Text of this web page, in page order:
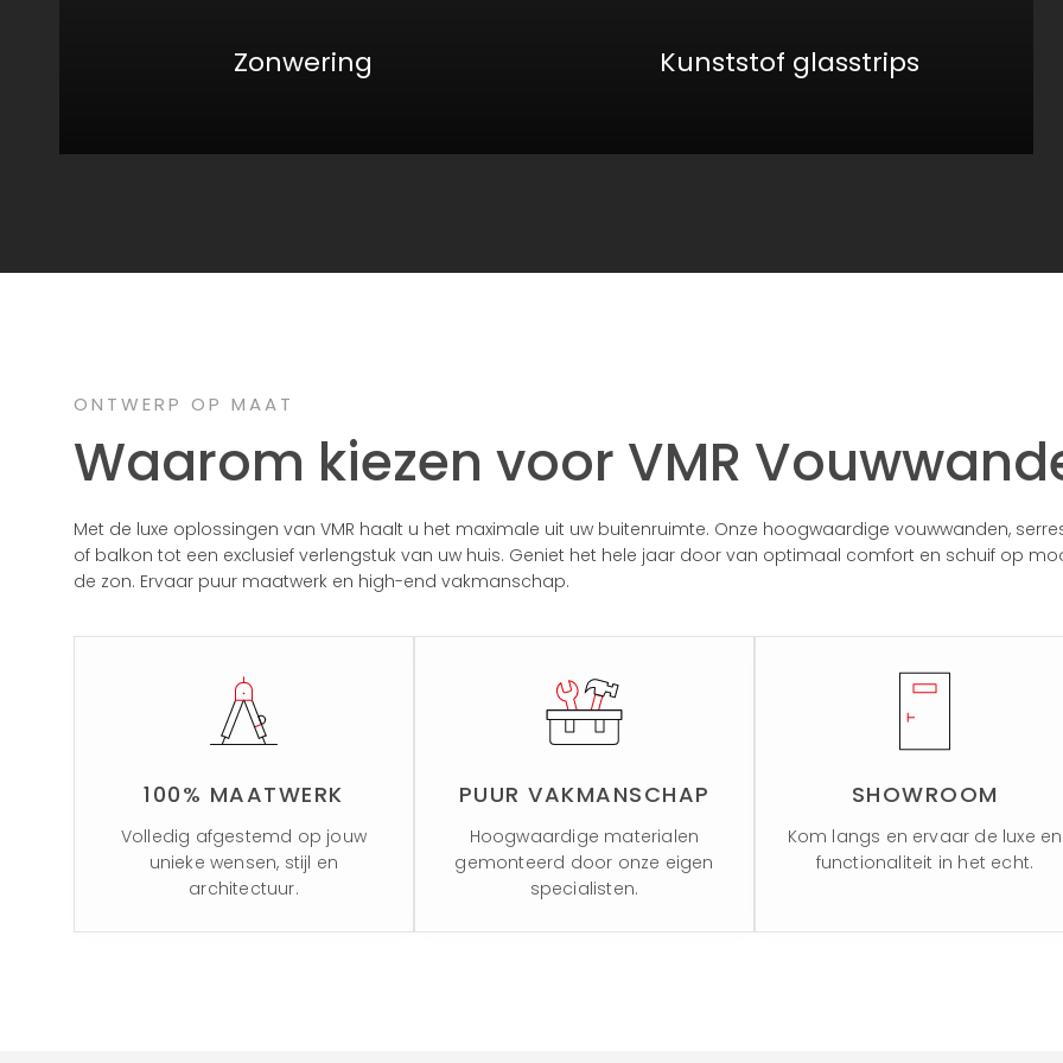
Zonwering Kunststof glasstrips
ONTWERP OP MAAT
Waarom kiezen voor VMR
Met de luxe oplossingen van VMR haalt u het maximale uit uw buitenruimte. Onze hoogwaardige vouwwanden,
of balkon tot een exclusief verlengstuk van uw huis. Geniet het hele jaar door van optimaal comfort en schuif op
de zon. Ervaar puur maatwerk en high-end vakmanschap.
100% MAATWERK
Volledig afgestemd op jouw
unieke wensen, stijl en
architectuur.
PUUR VAKMANSCHAP
Hoogwaardige materialen
gemonteerd door onze eigen
specialisten.
SHOWROOM
Kom langs en ervaar de luxe en
functionaliteit in het echt.